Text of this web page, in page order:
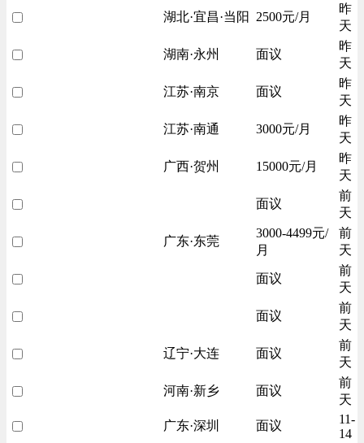
湖北·宜昌·当阳 2500元/月
昨
天
湖南·永州 面议
昨
天
江苏·南京 面议
昨
天
江苏·南通 3000元/月
昨
天
广西·贺州 15000元/月
昨
天
面议
前
天
广东·东莞
3000-4499元/
月
前
天
面议
前
天
面议
前
天
辽宁·大连 面议
前
天
河南·新乡 面议
前
天
广东·深圳
面议
11-
14